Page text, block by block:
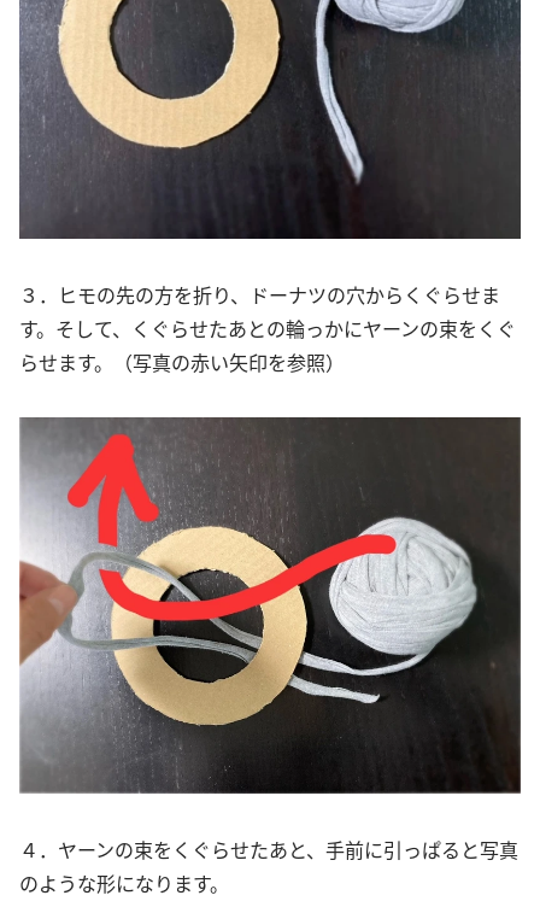
３．ヒモの先の方を折り、ドーナツの穴からくぐらせま
す。そして、くぐらせたあとの輪っかにヤーンの束をくぐ
らせます。（写真の赤い矢印を参照）
４．ヤーンの束をくぐらせたあと、手前に引っぱると写真
のような形になります。